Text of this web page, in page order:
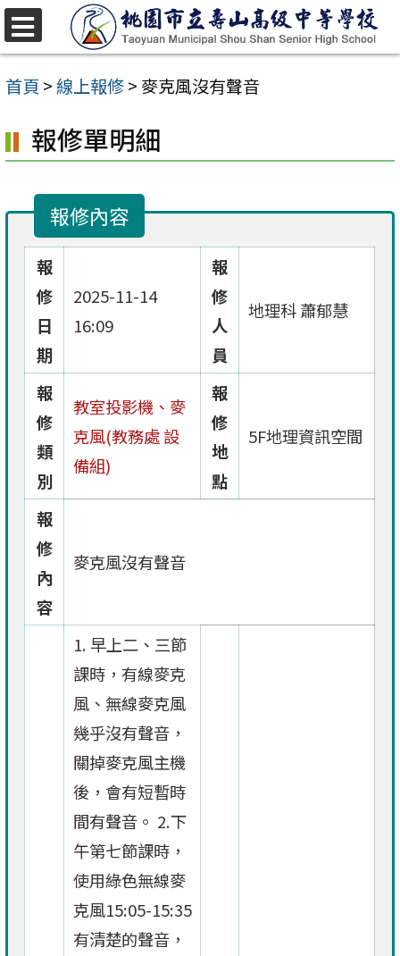
跳
至
主
內
容
首頁 >線上報修> 麥克風沒有聲音
報修單明細
報修內容
報
修
日
期
2025-11-14
16:09
報
修
人
員
地理科 蕭郁慧
報
修
類
別
教室投影機、麥
克風(教務處 設
備組)
報
修
地
點
5F地理資訊空間
報
修
內
容
麥克風沒有聲音
1. 早上二、三節
課時，有線麥克
風、無線麥克風
幾乎沒有聲音，
關掉麥克風主機
後，會有短暫時
間有聲音。 2.下
午第七節課時，
使用綠色無線麥
克風15:05-15:35
有清楚的聲音，
選
單